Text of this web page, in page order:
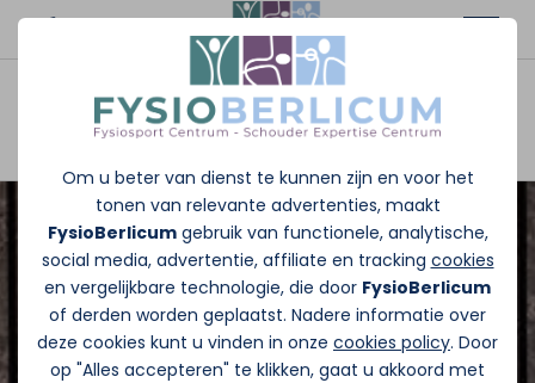
Om u beter van dienst te kunnen zijn en voor het
tonen van relevante advertenties, maakt
FysioBerlicumgebruik van functionele, analytische,
social media, advertentie, affiliate en tracking cookies
en vergelijkbare technologie, die door FysioBerlicum
of derden worden geplaatst. Nadere informatie over
deze cookies kunt u vinden in onze cookies policy. Door
op "Alles accepteren" te klikken, gaat u akkoord met
Afspraak maken